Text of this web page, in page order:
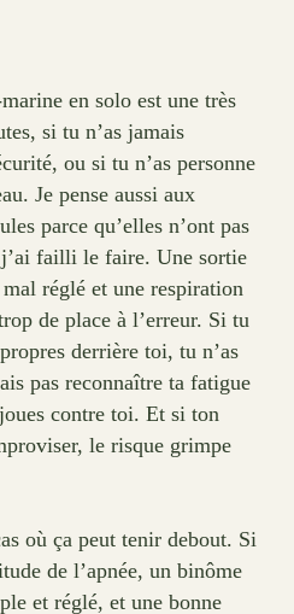
en solo est une très
si tu n’as jamais
ou si tu n’as personne
Je pense aussi aux
parce qu’elles n’ont pas
failli le faire. Une sortie
réglé et une respiration
de place à l’erreur. Si tu
derrière toi, tu n’as
pas reconnaître ta fatigue
contre toi. Et si ton
le risque grimpe
où ça peut tenir debout. Si
de l’apnée, un binôme
et réglé, et une bonne